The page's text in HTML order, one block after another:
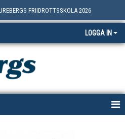
FRIIDROTTSSKOLA 2026
LOGGA IN